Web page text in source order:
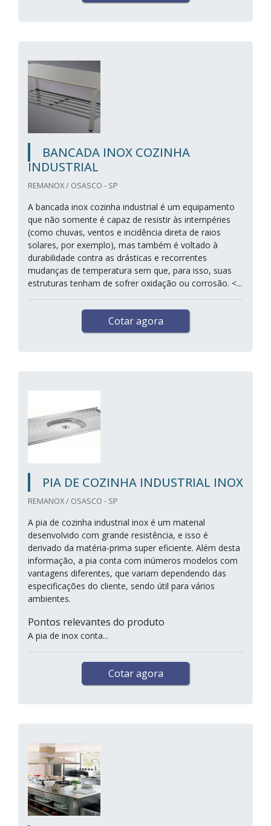
BANCADA INOX COZINHA
INDUSTRIAL
REMANOX / OSASCO - SP
A bancada inox cozinha industrial é um equipamento
que não somente é capaz de resistir às intempéries
(como chuvas, ventos e incidência direta de raios
solares, por exemplo), mas também é voltado à
durabilidade contra as drásticas e recorrentes
mudanças de temperatura sem que, para isso, suas
estruturas tenham de sofrer oxidação ou corrosão. <...
Cotar agora
PIA DE COZINHA INDUSTRIAL INOX
REMANOX / OSASCO - SP
A pia de cozinha industrial inox é um material
desenvolvido com grande resistência, e isso é
derivado da matéria-prima super eficiente. Além desta
informação, a pia conta com inúmeros modelos com
vantagens diferentes, que variam dependendo das
especificações do cliente, sendo útil para vários
ambientes.
Pontos relevantes do produto
A pia de inox conta...
Cotar agora